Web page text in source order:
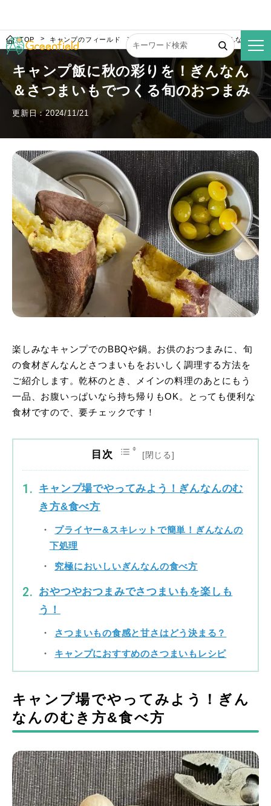
TOP キャンプのフィールド キャンプ飯に秋の彩りを！ぎんなん＆さ
キャンプ飯に秋の彩りを！ぎんなん
＆さつまいもでつくる旬のおつまみ
更新日：2024/11/21
楽しみなキャンプでのBBQや鍋。お供のおつまみに、旬
の食材ぎんなんとさつまいもをおいしく調理する方法を
ご紹介します。乾杯のとき、メインの料理のあとにもう
一品、お腹いっぱいなら持ち帰りもOK。とっても便利な
食材ですので、要チェックです！
目次
キャンプ場でやってみよう！ぎんなんのむ
き方&食べ方
プライヤー&スキレットで簡単！ぎんなんの
下処理
究極においしいぎんなんの食べ方
おやつやおつまみでさつまいもを楽しも
う！
さつまいもの食感と甘さはどう決まる？
キャンプにおすすめのさつまいもレシピ
キャンプ場でやってみよう！ぎん
なんのむき方&食べ方